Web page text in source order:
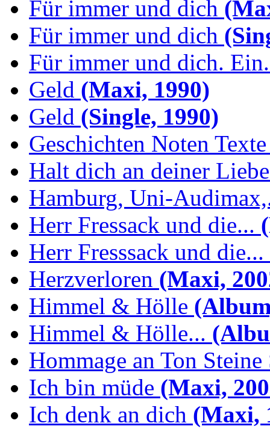
Für immer und dich
Für immer und dich
Für immer und dich.
Geld (Maxi, 1990)
Geld (Single, 1990)
Geschichten Noten
Halt dich an deiner
Hamburg, Uni-
Herr Fressack und die...
Herr Fresssack und die...
Herzverloren (Maxi,
Himmel & Hölle
Himmel & Hölle...
Hommage an Ton Steine
Ich bin müde (Maxi,
Ich denk an dich (Maxi,